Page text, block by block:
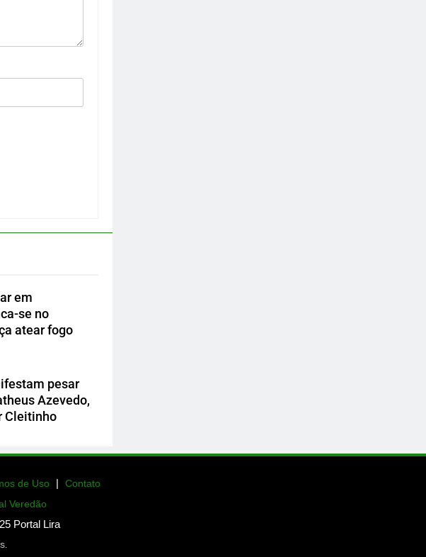
em
se no
atear fogo
pesar
Azevedo,
Cleitinho
de Uso | Contato
Veredão
Portal Lira
.